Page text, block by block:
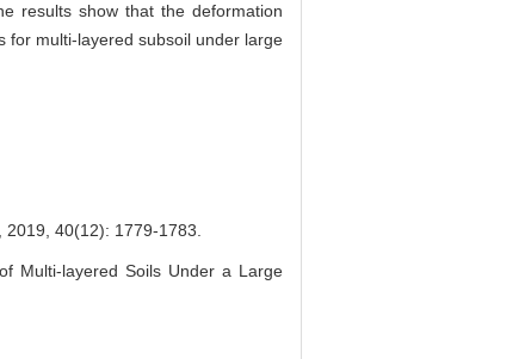
results show that the deformation
for multi-layered subsoil under large
2019, 40(12): 1779-1783.
Multi-layered Soils Under a Large